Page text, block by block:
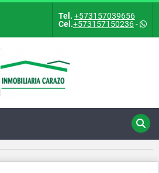
Tel. +573157039656
Cel.+573157150236-